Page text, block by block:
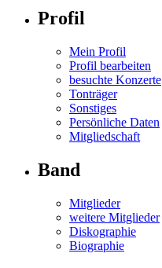
Profil
Mein Profil
Profil bearbeiten
besuchte Konzerte
Tonträger
Sonstiges
Persönliche Daten
Mitgliedschaft
Band
Mitglieder
weitere Mitglieder
Diskographie
Biographie